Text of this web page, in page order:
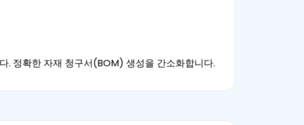
. 정확한 자재 청구서(BOM) 생성을 간소화합니다.